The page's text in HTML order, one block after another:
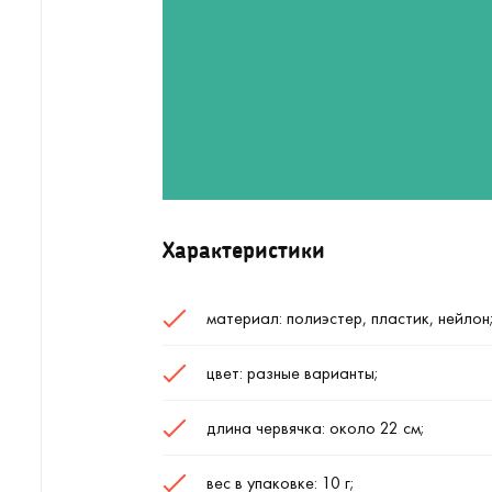
Характеристики
материал: полиэстер, пластик,
цвет: разные варианты;
длина червячка: около 22 см;
вес в упаковке: 10 г;